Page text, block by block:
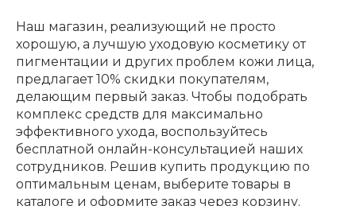
Наш магазин, реализующий не просто
хорошую, а лучшую уходовую косметику от
пигментации и других проблем кожи лица,
предлагает 10% скидки покупателям,
делающим первый заказ. Чтобы подобрать
комплекс средств для максимально
эффективного ухода, воспользуйтесь
бесплатной онлайн-консультацией наших
сотрудников. Решив купить продукцию по
оптимальным ценам, выберите товары в
каталоге и оформите заказ через корзину.